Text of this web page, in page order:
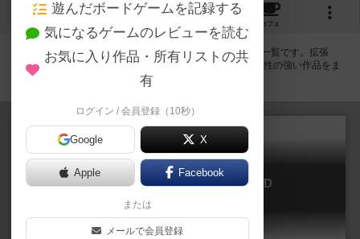
7 8
カフェ
インジーニアス / 頭脳絶好調に紐付いているボードゲーム一覧です。拡張
版・続編・リメイク版などの同じシリーズを中心に、関連性の強い作品をま
とめています。
インジーニアス3D / 頭脳絶好調3D
遊んだボードゲームを記録する
気になるゲームのレビューを読む
お気に入り作品・所有リストの共
有
ログイン / 会員登録（10秒）
Google X
Apple Facebook
または
メールで会員登録